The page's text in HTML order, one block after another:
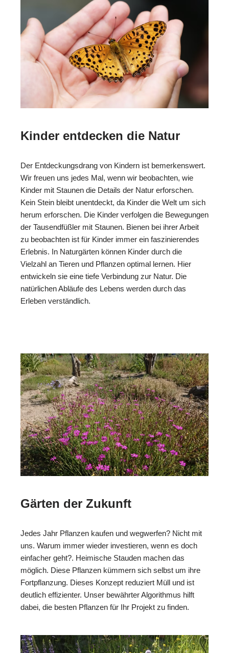
Kinder entdecken die Natur
Der Entdeckungsdrang von Kindern ist bemerkenswert.
Wir freuen uns jedes Mal, wenn wir beobachten, wie
Kinder mit Staunen die Details der Natur erforschen.
Kein Stein bleibt unentdeckt, da Kinder die Welt um sich
herum erforschen. Die Kinder verfolgen die Bewegungen
der Tausendfüßler mit Staunen. Bienen bei ihrer Arbeit
zu beobachten ist für Kinder immer ein faszinierendes
Erlebnis. In Naturgärten können Kinder durch die
Vielzahl an Tieren und Pflanzen optimal lernen. Hier
entwickeln sie eine tiefe Verbindung zur Natur. Die
natürlichen Abläufe des Lebens werden durch das
Erleben verständlich.
Gärten der Zukunft
Jedes Jahr Pflanzen kaufen und wegwerfen? Nicht mit
uns. Warum immer wieder investieren, wenn es doch
einfacher geht?. Heimische Stauden machen das
möglich. Diese Pflanzen kümmern sich selbst um ihre
Fortpflanzung. Dieses Konzept reduziert Müll und ist
deutlich effizienter. Unser bewährter Algorithmus hilft
dabei, die besten Pflanzen für Ihr Projekt zu finden.